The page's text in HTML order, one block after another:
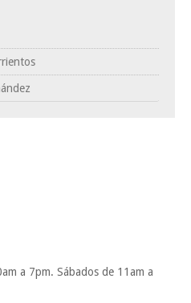
a 7pm. Sábados de 11am a